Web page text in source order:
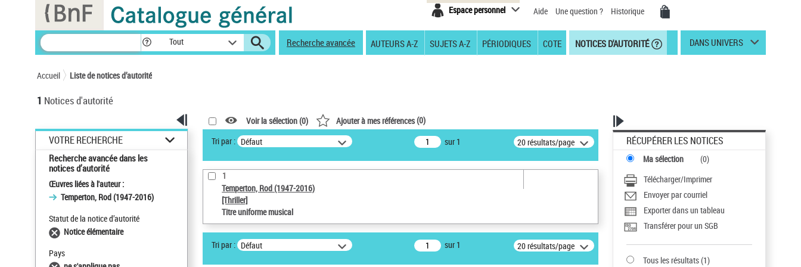
Espace personnel Aide Une question ? Historique
Tout Recherche avancée AUTEURS A-Z SUJETS A-Z PÉRIODIQUES COTE NOTICES D'AUTORITÉ DANS UNIVERS
Accueil Liste de notices d’autorité
1 Notices d'autorité
VOTRE RECHERCHE
Recherche avancée dans les
notices d’autorité
Œuvres liées à l'auteur :
Temperton, Rod (1947-2016)
Statut de la notice d’autorité
Notice élémentaire
Pays
Voir la sélection (0) Ajouter à mes références(0)
Tri par : Défaut sur 1 20 résultats/page
1
Temperton, Rod (1947-2016)
[Thriller]
Titre uniforme musical
Tri par : Défaut sur 1 20 résultats/page
RÉCUPÉRER LES NOTICES
Ma sélection (0)
Télécharger/Imprimer
Envoyer par courriel
Exporter dans un tableau
Transférer pour un SGB
Tous les résultats(1)
Panneau de gestion des cookies